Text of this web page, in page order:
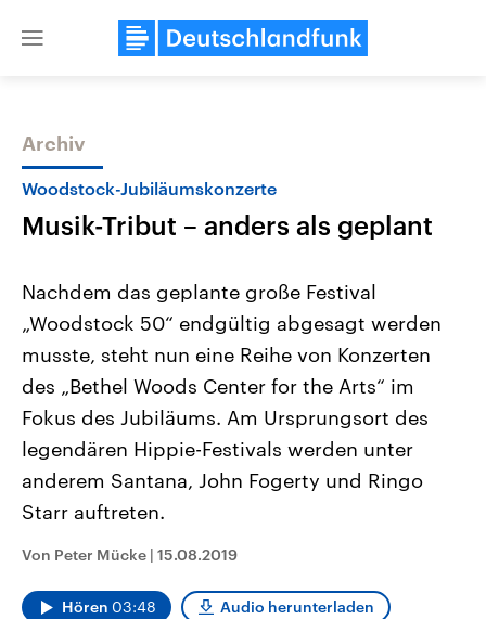
Close
Themen
Landtagswahl Sachsen-Anhalt
2026
Alle Informationen
Sachsen-Anhalt wählt am 6.
September 2026 einen neuen
Landtag. Seit 2021 wird das
Bundesland von einer Koalition aus
Umfragen, Prognosen,
und Hintergründe zu den Parteien
und Kandidaten der anstehenden
USA
Aktuelle Beiträge,
Hintergründe
Wirtschaftlich und
gehören die Vereinigten
mit großem Einfluss auf
Sendungen Programm
Audio-Archiv
Archiv
Woodstock-Jubiläumskonzerte
Musik-Tribut – anders als geplant
Nachdem das geplante große Festival
„Woodstock 50“ endgültig abgesagt werden
musste, steht nun eine Reihe von Konzerten
des „Bethel Woods Center for the Arts“ im
Fokus des Jubiläums. Am Ursprungsort des
legendären Hippie-Festivals werden unter
anderem Santana, John Fogerty und Ringo
Starr auftreten.
Von Peter Mücke | 15.08.2019
Hören 03:48 Audio herunterladen